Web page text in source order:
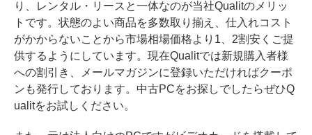
り、レンタル・リースと一体なのが当社Qualitのメリッ
トです。状態のよい商品を多数取り揃え、仕入れコスト
がかからないことから市場相場価格より1、2割安くご提
供するようにしています。現在Qualitでは新規購入者様
への割引き、メールマガジンに登録いただければクーポ
ンも発行しております。中古PCをお探しでしたらぜひQ
ualitをお試しください。